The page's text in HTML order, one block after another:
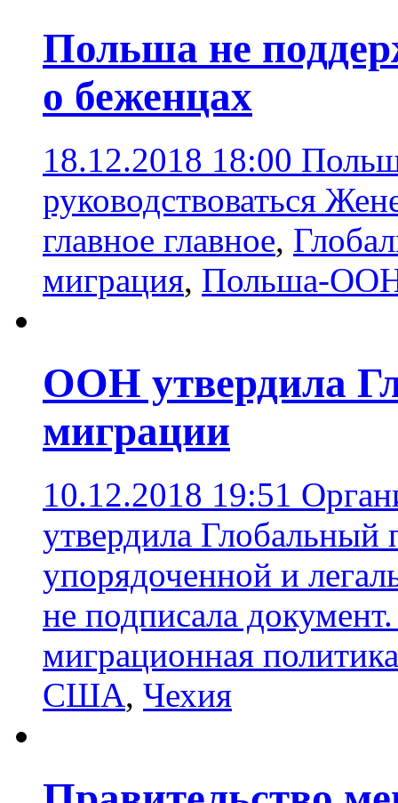
Польша не
о беженцах
18.12.2018 18:00
руководствоваться
главное главное,
миграция, Польша-
ООН утвердила
миграции
10.12.2018 19:51
утвердила Глобальный
упорядоченной и
не подписала
миграционная политика
США, Чехия